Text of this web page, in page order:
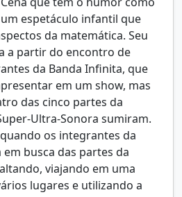
espetáculo infantil que
da matemática. Seu
a partir do encontro de
da Banda Infinita, que
em um show, mas
das cinco partes da
Ultra-Sonora sumiram.
os integrantes da
busca das partes da
viajando em uma
lugares e utilizando a